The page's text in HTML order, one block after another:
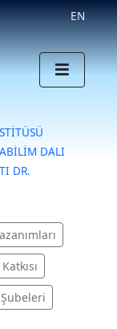
EN
DALI
DR.